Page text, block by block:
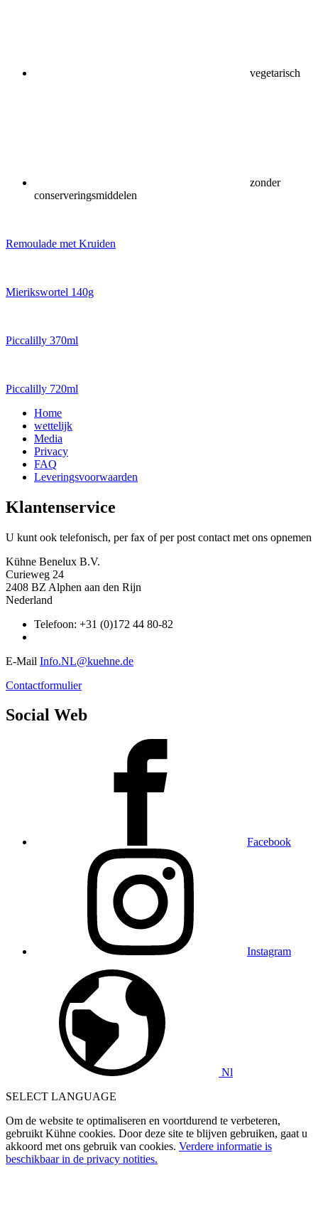
vegetarisch
zonder
conserveringsmiddelen
Remoulade met Kruiden
Mierikswortel 140g
Piccalilly 370ml
Piccalilly 720ml
Home
wettelijk
Media
Privacy
FAQ
Leveringsvoorwaarden
Klantenservice
U kunt ook telefonisch, per fax of per post contact met ons opnemen
Kühne Benelux B.V.
Curieweg 24
2408 BZ Alphen aan den Rijn
Nederland
Telefoon: +31 (0)172 44 80-82
E-Mail Info.NL@kuehne.de
Contactformulier
Social Web
Facebook
Instagram
Nl
SELECT LANGUAGE
Om de website te optimaliseren en voortdurend te verbeteren,
gebruikt Kühne cookies. Door deze site te blijven gebruiken, gaat u
akkoord met ons gebruik van cookies. Verdere informatie is
beschikbaar in de privacy notities.